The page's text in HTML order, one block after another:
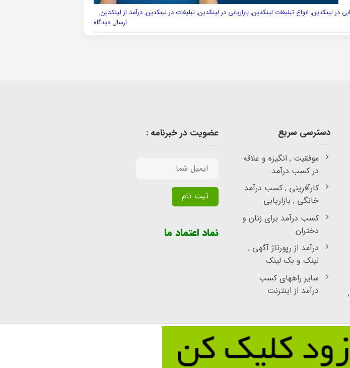
در لینکدین, انواع تبلیغات لینکدین,بازاریابی در لینکدین,تبلیغات در لینکدین,درآمد از لینکدین,
ارسال دیدگاه
دسترسی سریع
موفقیت , انگیزه و علاقه
در کسب درآمد
کارآفرینی , کسب درآمد
خانگی , بازاریابی
کسب درآمد برای زنان و
دختران
درآمد از رپورتاژ آگهی ,
لینک و بک لینک
سایر راههای کسب
درآمد از اینترنت
عضویت در خبرنامه :
نماد اعتماد ما